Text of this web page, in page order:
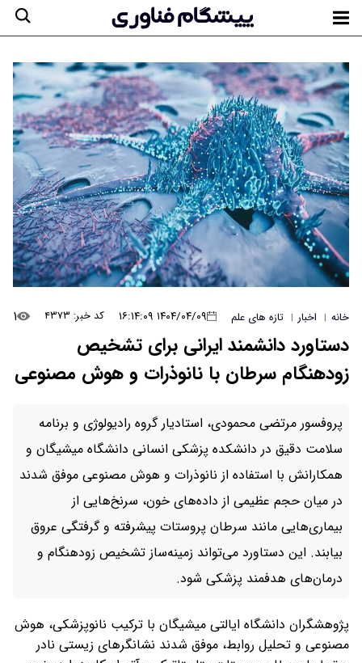
خانه | اخبار | تازه های علم ۱۴۰۴/۰۴/۰۹ ۱۶:۱۴:۰۹ کد خبر: ۴۳۷۳ ۱
دستاورد دانشمند ایرانی برای تشخیص
زودهنگام سرطان با نانوذرات و هوش مصنوعی
پروفسور مرتضی محمودی، استادیار گروه رادیولوژی و برنامه
سلامت دقیق در دانشکده پزشکی انسانی دانشگاه میشیگان و
همکارانش با استفاده از نانوذرات و هوش مصنوعی موفق شدند
در میان حجم عظیمی از داده‌های خون، سرنخ‌هایی از
بیماری‌هایی مانند سرطان پروستات پیشرفته و گرفتگی عروق
بیابند. این دستاورد می‌تواند زمینه‌ساز تشخیص زودهنگام و
درمان‌های هدفمند پزشکی شود.
پژوهشگران دانشگاه ایالتی میشیگان با ترکیب نانوپزشکی، هوش
مصنوعی و تحلیل روابط، موفق شدند نشانگرهای زیستی نادر